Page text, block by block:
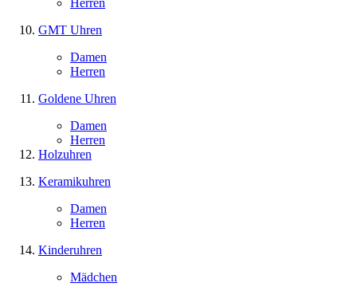
GMT Uhren
Damen
Herren
Goldene Uhren
Damen
Herren
Holzuhren
Keramikuhren
Damen
Herren
Kinderuhren
Mädchen